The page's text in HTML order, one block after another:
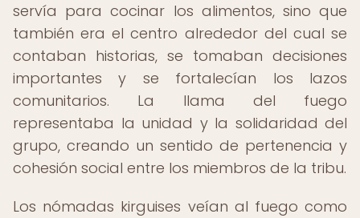
servía para cocinar los alimentos, sino que
también era el centro alrededor del cual se
contaban historias, se tomaban decisiones
importantes y se fortalecían los lazos
comunitarios. La llama del fuego
representaba la unidad y la solidaridad del
grupo, creando un sentido de pertenencia y
cohesión social entre los miembros de la tribu.
Los nómadas kirguises veían al fuego como